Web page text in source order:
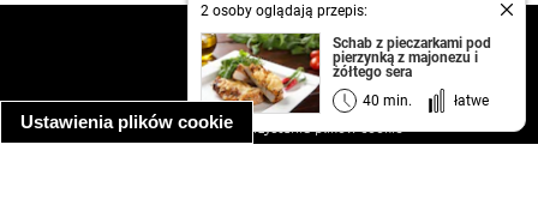
Ustawienia plików cookie
2 osoby oglądają przepis:
Schab z pieczarkami pod
pierzynką z majonezu i
żółtego sera
40 min.
łatwe
kontakt
regulamin
informacja o prywatności
informacja o wykorzystaniu plików cookie